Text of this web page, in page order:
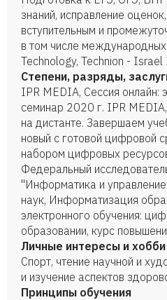
знаний, исправление
вступительным и
в том числе
Technology, Technion -
Степени, разряды,
IPR MEDIA, Сессия онлайн:
семинар 2020 г. IPR
на дистанте. Завершаем
новый с готовой цифровой
набором цифровых
Федеральный
"Информатика и
наук, Информатизация
электронного обучения:
образовании, курс
Личные интересы и хобби
Спорт, чтение научной и
и изучение аспектов
Принципы обучения